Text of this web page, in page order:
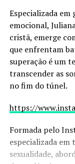
Especializada
emocional,
cristã, emerge
que enfrentam
superação é um
transcender as
no fim do túnel.
https://
Formada pelo
especializada
sexualidade,